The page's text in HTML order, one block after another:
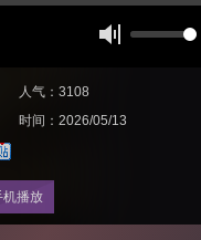
人气：3108
时间：2026/05/13
机播放